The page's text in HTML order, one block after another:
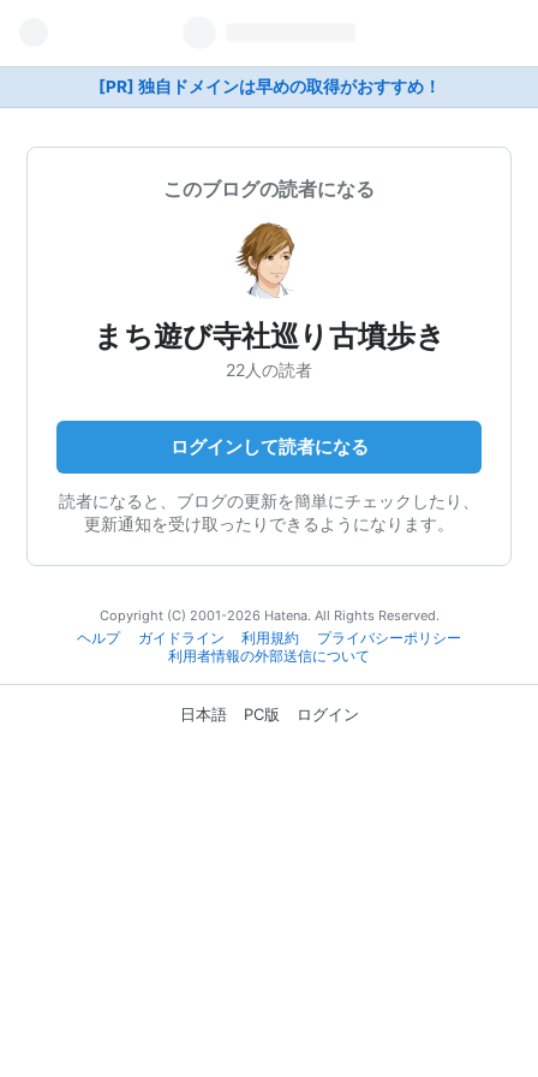
[PR] 独自ドメインは早めの取得がおすすめ！
このブログの読者になる
まち遊び寺社巡り古墳歩き
22人の読者
ログインして読者になる
読者になると、ブログの更新を簡単にチェックしたり、
更新通知を受け取ったりできるようになります。
Copyright (C) 2001-2026 Hatena. All Rights Reserved.
ヘルプ
ガイドライン 利用規約
プライバシーポリシー
利用者情報の外部送信について
日本語 PC版 ログイン